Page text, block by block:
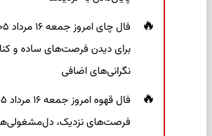
برای دیدن فرصت‌های ساده و
نگرانی‌های اضافی
فرصت‌های نزدیک،